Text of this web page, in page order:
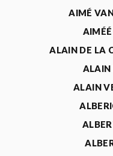
AIMÉ
ALAIN DE LA
ALAIN
ALAIN